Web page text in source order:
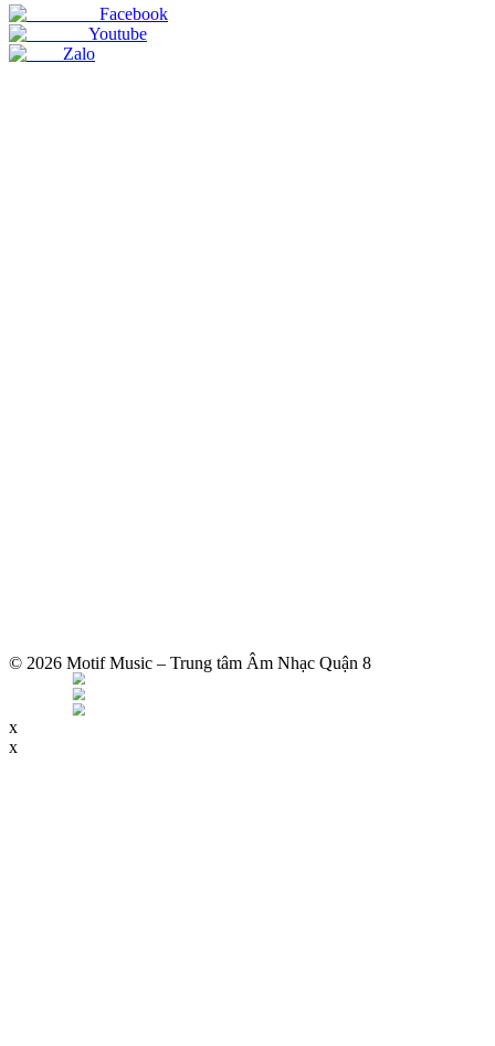
Facebook
Youtube
Zalo
© 2026 Motif Music – Trung tâm Âm Nhạc Quận 8
x
x